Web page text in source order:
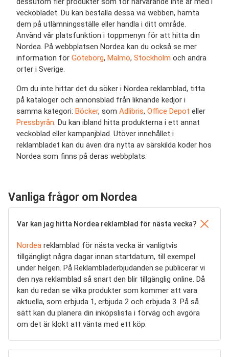
veckobladet. Du kan beställa dessa via webben, hämta
dem på utlämningsställe eller handla i ditt område.
Använd vår platsfunktion i toppmenyn för att hitta din
Nordea. På webbplatsen Nordea kan du också se mer
information för Göteborg, Malmö, Stockholm och andra
orter i Sverige.
Om du inte hittar det du söker i Nordea reklamblad, titta
på kataloger och annonsblad från liknande kedjor i
samma kategori: Böcker, som Adlibris, Office Depot eller
Pressbyrån. Du kan ibland hitta produkterna i ett annat
veckoblad eller kampanjblad. Utöver innehållet i
reklambladet kan du även dra nytta av särskilda koder hos
Nordea som finns på deras webbplats.
Vanliga frågor om Nordea
Var kan jag hitta Nordea reklamblad för nästa vecka?
Nordea reklamblad för nästa vecka är vanligtvis
tillgängligt några dagar innan startdatum, till exempel
under helgen. På Reklambladerbjudanden.se publicerar vi
den nya reklamblad så snart den blir tillgänglig online. Då
kan du redan se vilka produkter som kommer att vara
aktuella, som erbjuda 1, erbjuda 2 och erbjuda 3. På så
sätt kan du planera din inköpslista i förväg och avgöra
om det är klokt att vänta med ett köp.